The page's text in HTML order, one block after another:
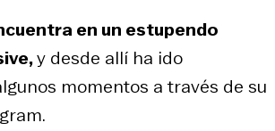
en un estupendo
y desde allí ha ido
momentos a través de su